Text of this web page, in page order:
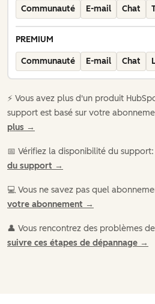
Communauté E-mail Chat
PREMIUM
Communauté E-mail Chat
⚡️ Vous avez plus d'un produit
support est basé sur votre
plus →
📅 Vérifiez la disponibilité du support:
du support →
💻 Vous ne savez pas quel
votre abonnement →
👤 Vous rencontrez des problèmes
suivre ces étapes de dépannage →